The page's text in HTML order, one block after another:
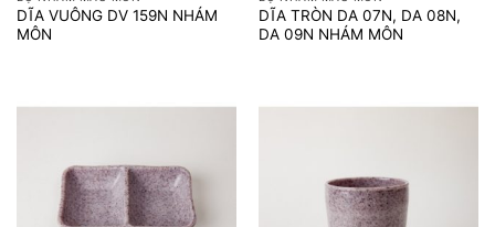
DĨA VUÔNG DV 159N NHÁM
MÔN
DĨA TRÒN DA 07N, DA 08N,
DA 09N NHÁM MÔN